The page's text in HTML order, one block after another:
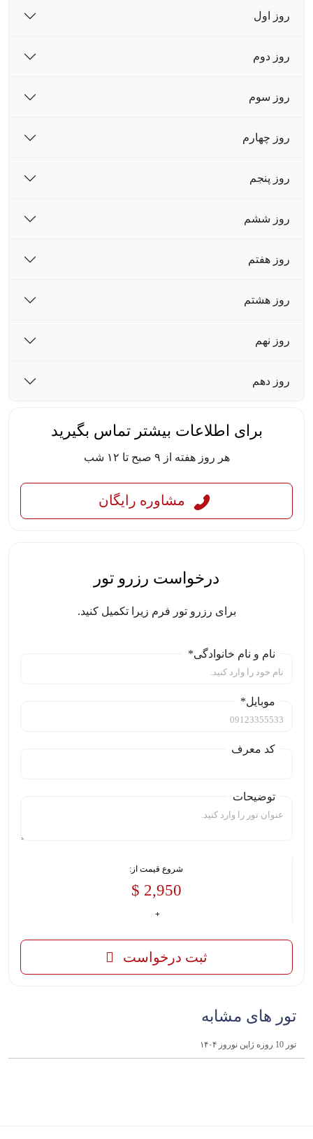
روز اول
روز دوم
روز سوم
روز چهارم
روز پنجم
روز ششم
روز هفتم
روز هشتم
روز نهم
روز دهم
برای اطلاعات بیشتر تماس بگیرید
هر روز هفته از ۹ صبح تا ۱۲ شب
مشاوره رایگان
درخواست رزرو تور
برای رزرو تور فرم زیرا تکمیل کنید.
نام و نام خانوادگی*
موبایل*
کد معرف
توضیحات
شروع قیمت از:
2,950 $
ثبت درخواست
تور های مشابه
تور 10 روزه ژاپن نوروز ۱۴۰۴